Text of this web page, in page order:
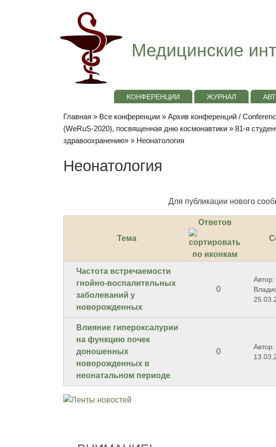
Медицинские
КОНФЕРЕНЦИИ ЖУРНАЛ
Главная » Все конференции » Архив конференций /
(WeRuS-2020), посвященная дню космонавтики » 81-я
здравоохранению» » Неонатология
Неонатология
Для публикации нового
Тема
Ответов
Частота встречаемости
гнойно-воспалительных
заболеваний у
новорожденных
0
Автор:
Влияние гипероксалурии
на функцию почек
доношенных
новорожденных в
неонатальном периоде
0